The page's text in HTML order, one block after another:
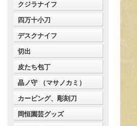
クジラナイフ
四万十小刀
デスクナイフ
切出
皮たち包丁
晶ノ守 （マサノカミ）
カービング、彫刻刀
岡恒園芸グッズ